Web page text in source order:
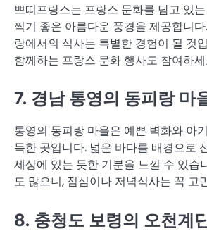
쁘띠프랑스는 프랑스 문화를 담고 있
찍기 좋은 아름다운 풍경을 제공합니
랑에서의 식사는 특별한 경험이 될 것
함께하는 프랑스 문화 행사도 참여하
7. 경남 통영의 동피랑 마
통영의 동피랑 마을은 예쁜 벽화와 아
득한 곳입니다. 넓은 바다를 배경으로
세상에 있는 듯한 기분을 느낄 수 있습
도 많으니, 점심이나 저녁식사는 꼭 고
8. 충청도 보령의 오천계